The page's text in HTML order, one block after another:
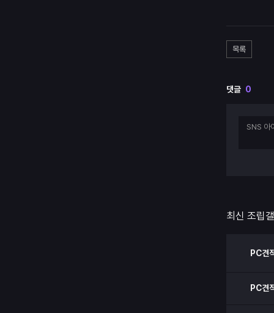
목록
댓글 0
최신 조립
PC견
PC견